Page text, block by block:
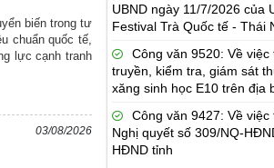
biến trong tư
chuẩn quốc tế,
lực cạnh tranh
03/08/2026
UBND ngày 11/7/2026 của
Festival Trà Quốc tế - Thái
Công văn 9520: Về
truyền, kiểm tra, giám sát
xăng sinh học E10 trên địa
Công văn 9427: Về
Nghị quyết số 309/NQ-
HĐND tỉnh